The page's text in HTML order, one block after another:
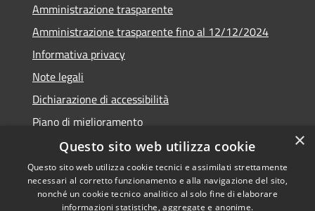
Amministrazione trasparente
Amministrazione trasparente fino al 12/12/2024
Informativa privacy
Note legali
Dichiarazione di accessibilità
Piano di miglioramento
Copyright © 2026 • Town of •
×
Questo sito web utilizza cookie
Questo sito web utilizza cookie tecnici e assimilati strettamente
necessari al corretto funzionamento e alla navigazione del sito,
nonché un cookie tecnico analitico al solo fine di elaborare
informazioni statistiche, aggregate e anonime.